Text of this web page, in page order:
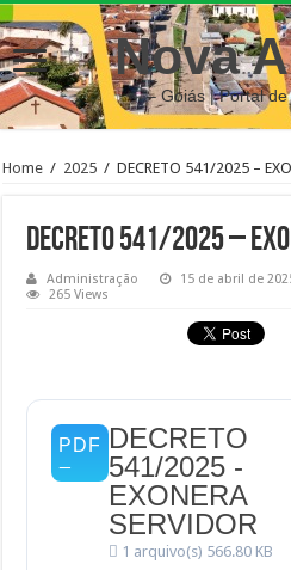
Nova
– Goiás | Portal
Home / 2025 / DECRETO 541/2025 –
DECRETO 541/2025 –
Administração 15 de abril de
265 Views
DECRETO
541/2025 -
EXONERA
SERVIDOR
1 arquivo(s) 566.80 KB